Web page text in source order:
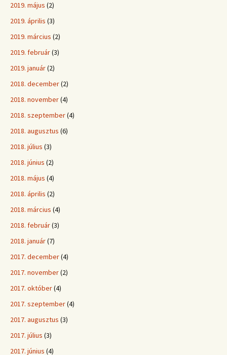
2019. május (2)
2019. április (3)
2019. március (2)
2019. február(3)
2019. január(2)
2018. december(2)
2018. november(4)
2018. szeptember(4)
2018. augusztus (6)
2018. július (3)
2018. június (2)
2018. május (4)
2018. április (2)
2018. március (4)
2018. február(3)
2018. január(7)
2017. december(4)
2017. november(2)
2017. október(4)
2017. szeptember(4)
2017. augusztus (3)
2017. július (3)
2017. június (4)